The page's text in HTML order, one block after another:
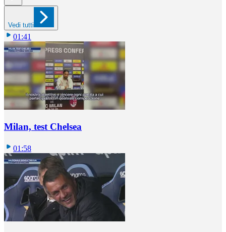
Vedi tutti
01:41
Milan, test Chelsea
01:58